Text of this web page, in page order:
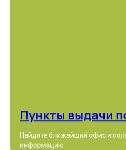
Пункты выдачи
Найдите ближайший офис и
информацию